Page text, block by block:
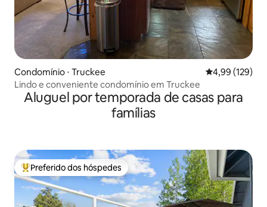
Condomínio ⋅ Truckee 4,99 de uma
4,99 (129)
Lindo e conveniente condomínio em Truckee
Aluguel por temporada de casas para
famílias
Entre os melhores preferidos dos hóspedes
Preferido dos hóspedes